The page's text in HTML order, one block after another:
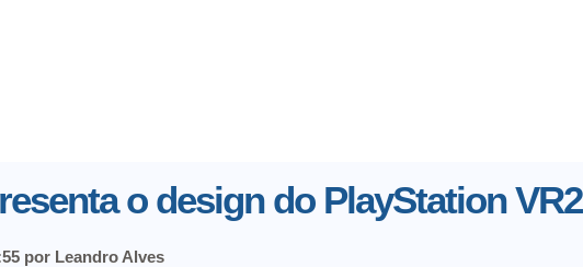
o design do PlayStation VR2
por Leandro Alves